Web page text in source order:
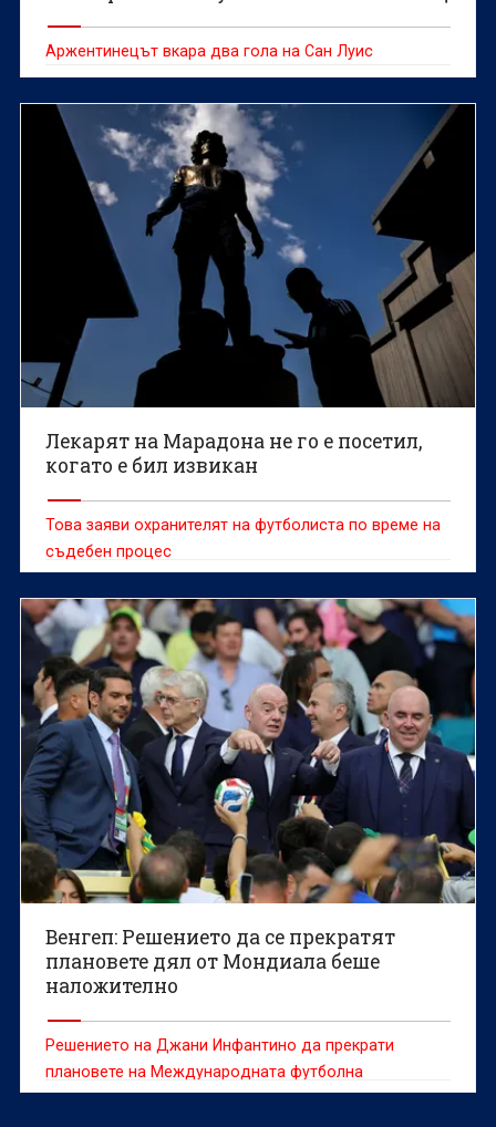
Аржентинецът вкара два гола на Сан Луис
Лекарят на Марадона не го е посетил,
когато е бил извикан
Това заяви охранителят на футболиста по време на
съдебен процес
Венгеп: Решението да се прекратят
плановете дял от Мондиала беше
наложително
Решението на Джани Инфантино да прекрати
плановете на Международната футболна
асоциация (ФИФА) за продажба на маркетингови